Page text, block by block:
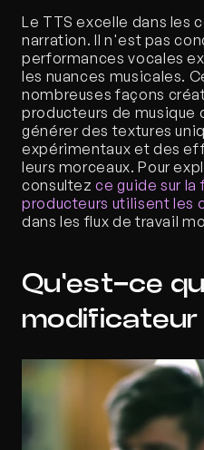
Le TTS excelle dans les
narration. Il n'est pas
performances vocales
les nuances musicales.
nombreuses façons
producteurs de musique
générer des textures
expérimentaux et des
leurs morceaux. Pour
consultez ce guide sur
producteurs utilisent les
dans les flux de travail
Qu'est-ce
modificateur